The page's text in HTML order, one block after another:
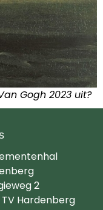
Gogh 2023 uit?
2
Hardenberg